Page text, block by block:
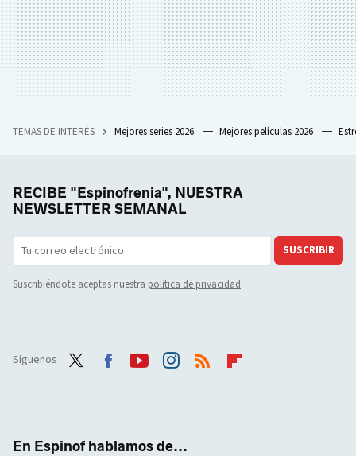
TEMAS DE INTERÉS Mejores series 2026 Mejores películas 2026
RECIBE "Espinofrenia", NUESTRA
NEWSLETTER SEMANAL
SUSCRIBIR
Suscribiéndote aceptas nuestra política de privacidad
Síguenos
En Espinof hablamos de...